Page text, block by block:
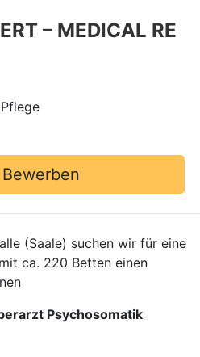
– MEDICAL RE
(Saale) suchen wir für eine
ca. 220 Betten einen
Psychosomatik